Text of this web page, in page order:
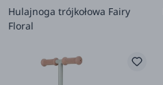
Hulajnoga trójkołowa Fairy
Floral